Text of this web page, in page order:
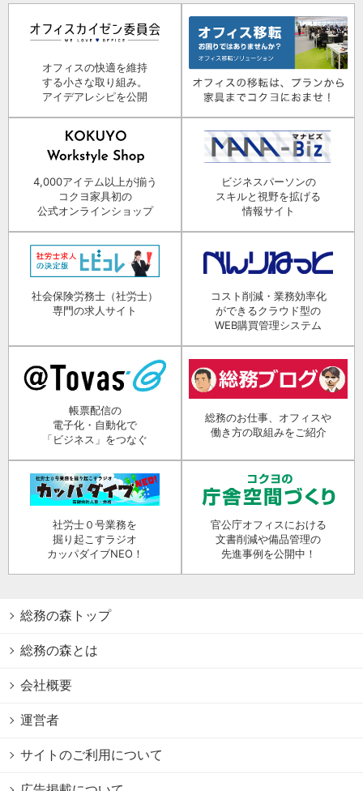
オフィスの快適を維持
する小さな取り組み。
アイデアレシピを公開
4,000アイテム以上が揃う
コクヨ家具初の
公式オンラインショップ
ビジネスパーソンの
スキルと視野を拡げる
情報サイト
社会保険労務士（社労士）
専門の求人サイト
コスト削減・業務効率化
ができるクラウド型の
WEB購買管理システム
帳票配信の
電子化・自動化で
「ビジネス」をつなぐ
総務のお仕事、オフィスや
働き方の取組みをご紹介
社労士０号業務を
掘り起こすラジオ
カッパダイブNEO！
官公庁オフィスにおける
文書削減や備品管理の
先進事例を公開中！
総務の森トップ
総務の森とは
会社概要
運営者
サイトのご利用について